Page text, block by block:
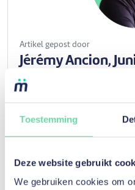
Toestemming
Deze website gebruikt
We gebruiken cookies om
Artikel gepost door
Jérémy Ancion,
Compliance Officer
Ontdek haar/zijn